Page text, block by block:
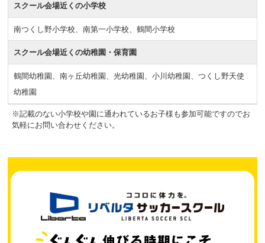
スクール会場近くの小学校
南つくし野小学校、南第一小学校、鶴間小学校
スクール会場近くの幼稚園・保育園
鶴間幼稚園、南ヶ丘幼稚園、光幼稚園、小川幼稚園、つくし野天使
幼稚園
※記載のない小学校や園に通われているお子様も参加可能ですのでお
気軽にお問い合わせください。